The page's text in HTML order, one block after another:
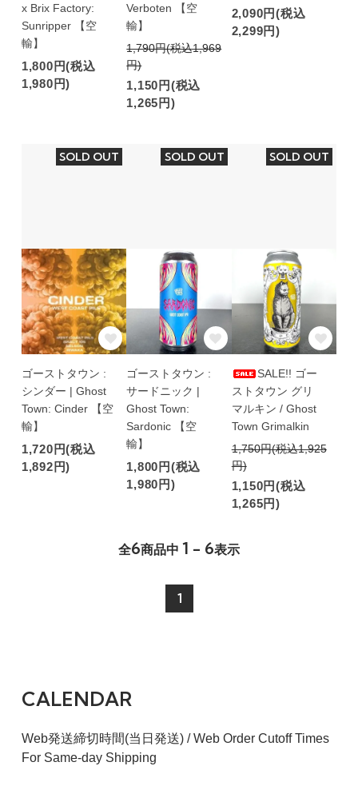
x Brix Factory:
Sunripper 【空
輸】
1,800円(税込
1,980円)
Verboten 【空
輸】
1,790円(税込1,969
円)
1,150円(税込
1,265円)
2,090円(税込
2,299円)
SOLD OUT
ゴーストタウン :
シンダー | Ghost
Town: Cinder 【空
輸】
1,720円(税込
1,892円)
SOLD OUT
ゴーストタウン :
サードニック |
Ghost Town:
Sardonic 【空
輸】
1,800円(税込
1,980円)
SOLD OUT
SALE!! ゴー
ストタウン グリ
マルキン / Ghost
Town Grimalkin
1,750円(税込1,925
円)
1,150円(税込
1,265円)
全6商品中 1 - 6表示
1
CALENDAR
Web発送締切時間(当日発送) / Web Order Cutoff Times
For Same-day Shipping